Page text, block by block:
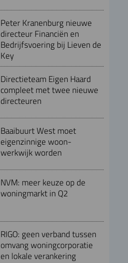
Peter Kranenburg nieuwe
directeur Financiën en
Bedrijfsvoering bij Lieven de
Key
Directieteam Eigen Haard
compleet met twee nieuwe
directeuren
Baaibuurt West moet
eigenzinnige woon-
werkwijk worden
NVM: meer keuze op de
woningmarkt in Q2
RIGO: geen verband tussen
omvang woningcorporatie
en lokale verankering